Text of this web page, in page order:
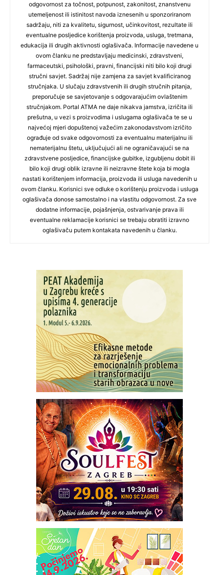
odgovornost za točnost, potpunost, zakonitost, znanstvenu
utemeljenost ili istinitost navoda iznesenih u sponzoriranom
sadržaju, niti za kvalitetu, sigurnost, učinkovitost, rezultate ili
eventualne posljedice korištenja proizvoda, usluga, tretmana,
edukacija ili drugih aktivnosti oglašivača. Informacije navedene u
ovom članku ne predstavljaju medicinski, zdravstveni,
farmaceutski, psihološki, pravni, financijski niti bilo koji drugi
stručni savjet. Sadržaj nije zamjena za savjet kvalificiranog
stručnjaka. U slučaju zdravstvenih ili drugih stručnih pitanja,
preporučuje se savjetovanje s odgovarajućim ovlaštenim
stručnjakom. Portal ATMA ne daje nikakva jamstva, izričita ili
prešutna, u vezi s proizvodima i uslugama oglašivača te se u
najvećoj mjeri dopuštenoj važećim zakonodavstvom izričito
ograđuje od svake odgovornosti za eventualnu materijalnu ili
nematerijalnu štetu, uključujući ali ne ograničavajući se na
zdravstvene posljedice, financijske gubitke, izgubljenu dobit ili
bilo koji drugi oblik izravne ili neizravne štete koja bi mogla
nastati korištenjem informacija, proizvoda ili usluga navedenih u
ovom članku. Korisnici sve odluke o korištenju proizvoda i usluga
oglašivača donose samostalno i na vlastitu odgovornost. Za sve
dodatne informacije, pojašnjenja, ostvarivanje prava ili
eventualne reklamacije korisnici se trebaju obratiti izravno
oglašivaču putem kontakata navedenih u članku.